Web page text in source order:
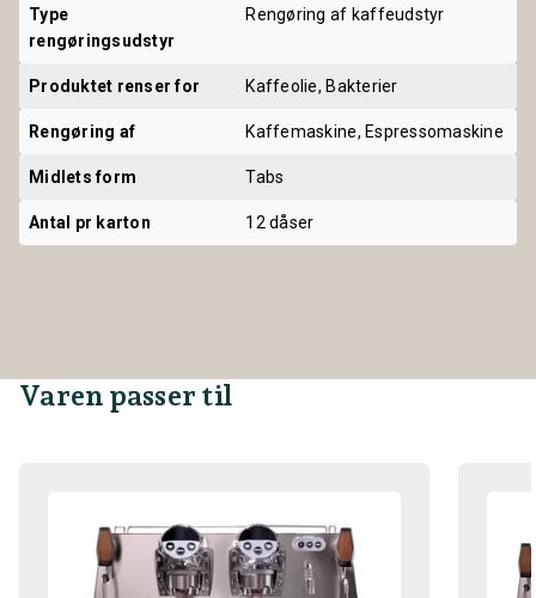
Type
rengøringsudstyr
Rengøring af kaffeudstyr
Produktet renser for Kaffeolie, Bakterier
Rengøring af Kaffemaskine, Espressomaskine
Midlets form Tabs
Antal pr karton 12 dåser
Varen passer til